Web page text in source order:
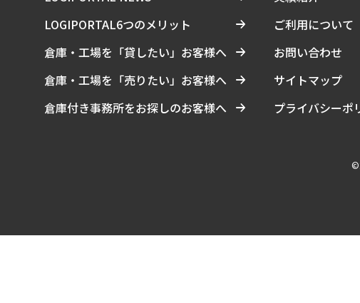
LOGIPORTAL6つのメリット
倉庫・工場を「貸したい」お客様へ
倉庫・工場を「売りたい」お客様へ
倉庫付き事務所をお探しのお客様へ
ご利用について
お問い合わせ
サイトマップ
プライバシーポ